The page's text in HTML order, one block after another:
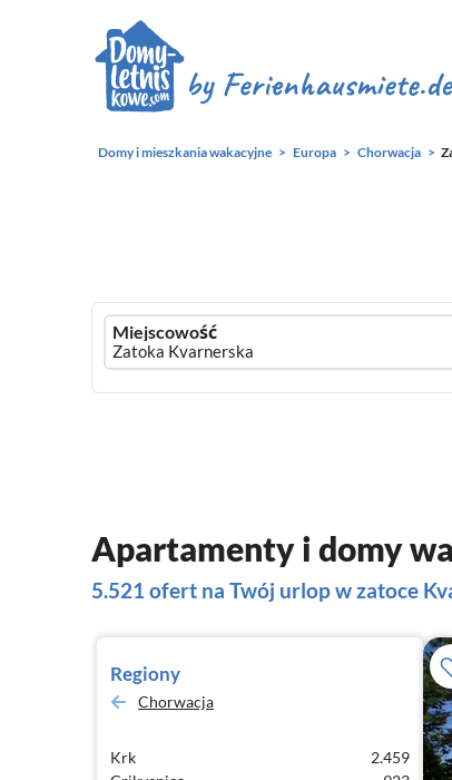
Domy i mieszkania wakacyjne Europa Chorwacja
Ferienhausmiete
logo
Miejscowość
Apartamenty i domy
5.521 ofert na Twój urlop w zatoce
Regiony
Chorwacja
Krk
2.459